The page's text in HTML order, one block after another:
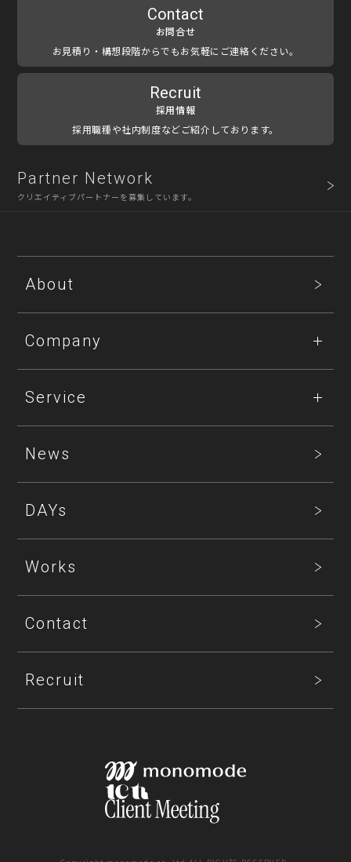
Contact
お問合せ
お見積り・構想段階からでもお気軽にご連絡ください。
Recruit
採用情報
採用職種や社内制度などご紹介しております。
Partner Network
クリエイティブパートナーを募集しています。
About
Company
Service
News
DAYs
Works
Contact
Recruit